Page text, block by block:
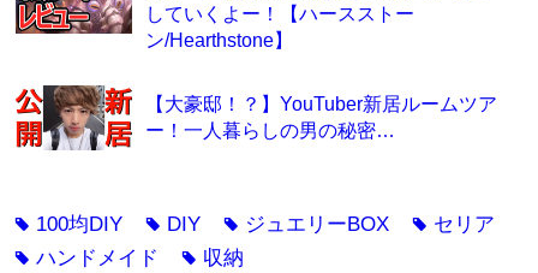
していくよー！【ハースストー
ン/Hearthstone】
【大豪邸！？】YouTuber新居ルームツア
ー！一人暮らしの男の秘密…
tag 100均DIY tag DIY tag ジュエリーBOX tag セリア
tagハンドメイド tag 収納